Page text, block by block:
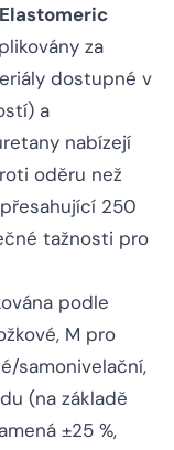
za
dostupné v
a
nabízejí
oděru než
250
tažnosti pro
podle
M pro
samonivelační,
(na základě
±25 %,